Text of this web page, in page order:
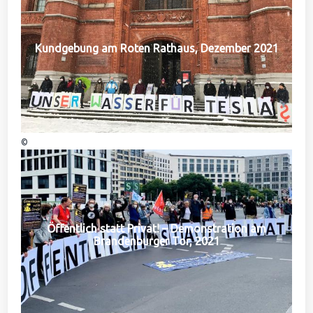
Kundgebung am Roten Rathaus, Dezember 2021
©
Öffentlich statt Privat! – Demonstration am
Brandenburger Tor, 2021